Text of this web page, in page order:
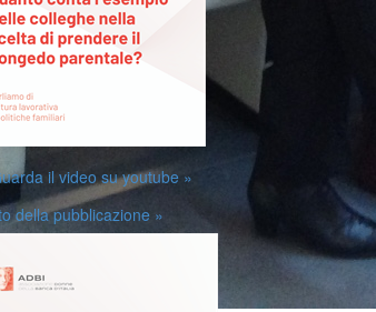
il video su youtube »
della pubblicazione »